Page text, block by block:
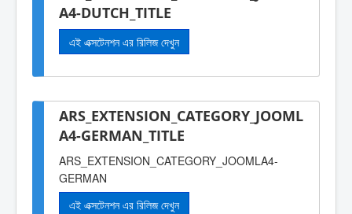
A4-DUTCH_TITLE
এই এক্সটেনশন এর রিলিজ দেখুন
ARS_EXTENSION_CATEGORY_JOOML
A4-GERMAN_TITLE
ARS_EXTENSION_CATEGORY_JOOMLA4-
GERMAN
এই এক্সটেনশন এর রিলিজ দেখুন